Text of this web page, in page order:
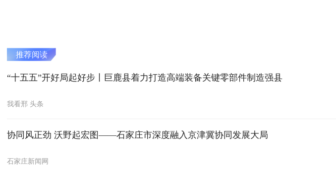
推荐阅读
“十五五”开好局起好步丨巨鹿县着力打造高端装备关键零部件制造强县
我看邢 头条
协同风正劲 沃野起宏图——石家庄市深度融入京津冀协同发展大局
石家庄新闻网